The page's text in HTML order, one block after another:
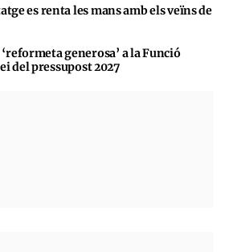
es renta les mans amb els veïns de
generosa’ a la Funció
del pressupost 2027